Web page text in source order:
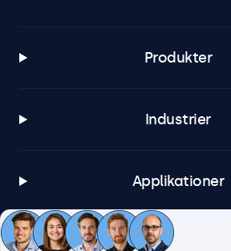
Produkter
Industrier
Applikationer
Kundeservice